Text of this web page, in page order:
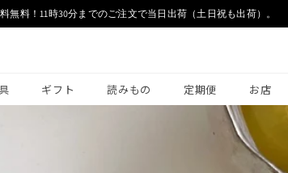
無料！11時30分までのご注文で当日出荷（土日祝も出荷）。
ギフト 読みもの 定期便 お店